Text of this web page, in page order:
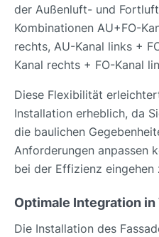
der Außenluft- und
Kombinationen AU+FO-
rechts, AU-Kanal links +
Kanal rechts + FO-Kanal
Diese Flexibilität
Installation erheblich, da
die baulichen
Anforderungen anpassen
bei der Effizienz eingehen
Optimale Integration in
Die Installation des